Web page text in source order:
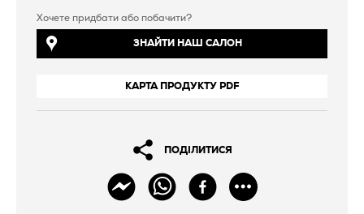
Хочете придбати або побачити?
ЗНАЙТИ НАШ САЛОН
КАРТА ПРОДУКТУ PDF
ПОДІЛИТИСЯ